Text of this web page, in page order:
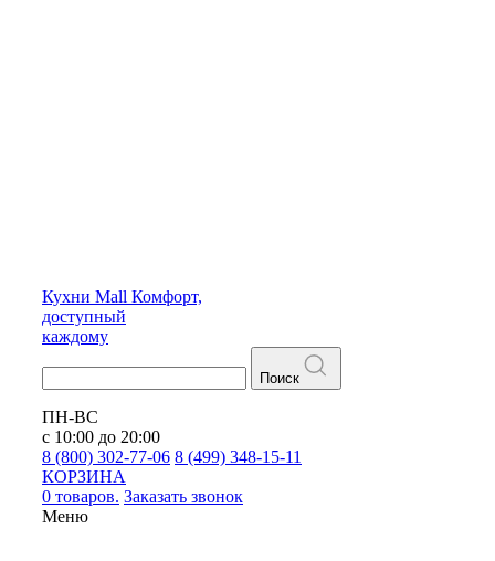
Кухни Mall Комфорт,
доступный
каждому
Поиск
ПН-ВС
с 10:00 до 20:00
8 (800) 302-77-06 8 (499) 348-15-11
КОРЗИНА
0 товаров. Заказать звонок
Меню